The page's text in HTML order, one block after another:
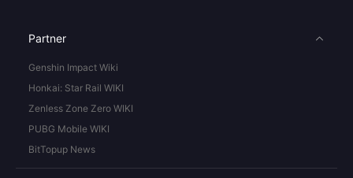
Partner
Genshin Impact Wiki
Honkai: Star Rail WIKI
Zenless Zone Zero WIKI
PUBG Mobile WIKI
BitTopup News